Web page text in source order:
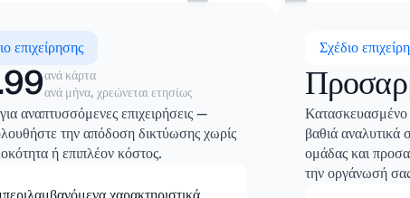
επιχείρησης
ανά κάρτα
ανά μήνα, χρεώνεται ετησίως
αναπτυσσόμενες επιχειρήσεις —
την απόδοση δικτύωσης χωρίς
ή επιπλέον κόστος.
Σχέδιο
βαθιά αναλυτικά
ομάδας και
την οργάνωσή